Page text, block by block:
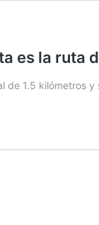
es la ruta
1.5 kilómetros y